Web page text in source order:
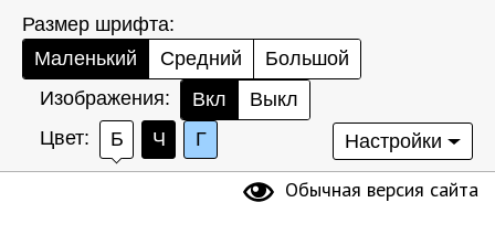
Размер шрифта:
Маленький
Средний
Большой
Изображения:
Вкл
Выкл
Цвет:
Б Ч Г Настройки
Обычная версия сайта